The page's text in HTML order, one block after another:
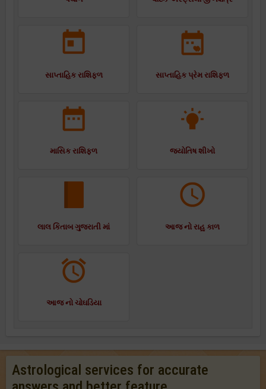
સાપ્તાહિક રાશિફળ સાપ્તાહિક પ્રેમ રાશિફળ
માસિક રાશિફળ જ્યોતિષ શીખો
લાલ કિતાબ ગુજરાતી માં આજ નો રાહુ કાળ
આજ નો ચોઘડિયા
Astrological services for accurate